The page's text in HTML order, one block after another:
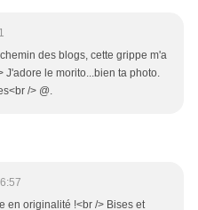
des blogs, cette grippe m'a
J'adore le morito...bien ta photo.
/> @.
en originalité !<br /> Bises et